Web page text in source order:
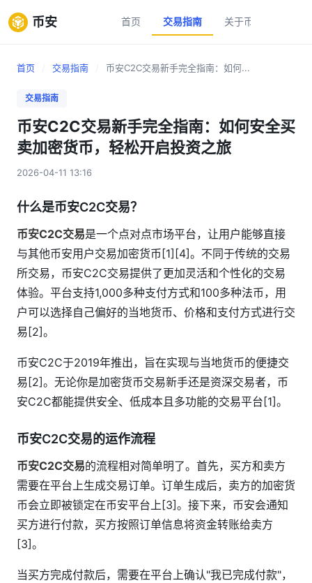
币安 首页 交易指南 关于币安
首页 交易指南 币安C2C交易新手完全指南：如何...
交易指南
币安C2C交易新手完全指南：如何安全买
卖加密货币，轻松开启投资之旅
2026-04-11 13:16
什么是币安C2C交易？
币安C2C交易是一个点对点市场平台，让用户能够直接
与其他币安用户交易加密货币[1][4]。不同于传统的交易
所交易，币安C2C交易提供了更加灵活和个性化的交易
体验。平台支持1,000多种支付方式和100多种法币，用
户可以选择自己偏好的当地货币、价格和支付方式进行交
易[2]。
币安C2C于2019年推出，旨在实现与当地货币的便捷交
易[2]。无论你是加密货币交易新手还是资深交易者，币
安C2C都能提供安全、低成本且多功能的交易平台[1]。
币安C2C交易的运作流程
币安C2C交易的流程相对简单明了。首先，买方和卖方
需要在平台上生成交易订单。订单生成后，卖方的加密货
币会立即被锁定在币安平台上[3]。接下来，币安会通知
买方进行付款，买方按照订单信息将资金转账给卖方
[3]。
当买方完成付款后，需要在平台上确认"我已完成付款"，